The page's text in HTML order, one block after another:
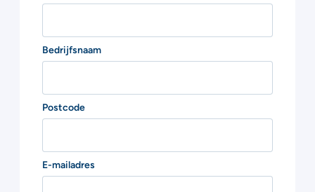
Bedrijfsnaam
Postcode
E-mailadres